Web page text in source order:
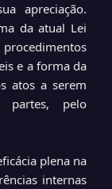
apreciação.
da atual Lei
e a forma da
atos a serem
partes, pelo
plena na
internas